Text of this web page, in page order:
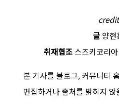
credit
글 양현
취재협조스즈키코리아
본 기사를 블로그, 커뮤니티
편집하거나 출처를 밝히지